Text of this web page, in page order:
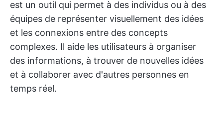
est un outil qui permet à des individus ou à des
équipes de représenter visuellement des idées
et les connexions entre des concepts
complexes. Il aide les utilisateurs à organiser
des informations, à trouver de nouvelles idées
et à collaborer avec d'autres personnes en
temps réel.